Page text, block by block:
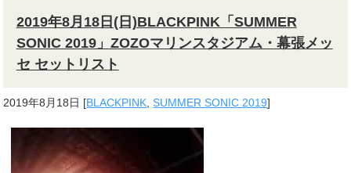
2019年8月18日(日)BLACKPINK「SUMMER
SONIC 2019」ZOZOマリンスタジアム・幕張メッ
セ セットリスト
2019年8月18日 [BLACKPINK ,SUMMER SONIC 2019]